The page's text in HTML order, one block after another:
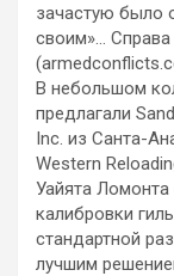
зачастую было
своим»… Справа
В небольшом
предлагали
Inc. из Санта-
Western
Уайята
калибровки
стандартной
лучшим